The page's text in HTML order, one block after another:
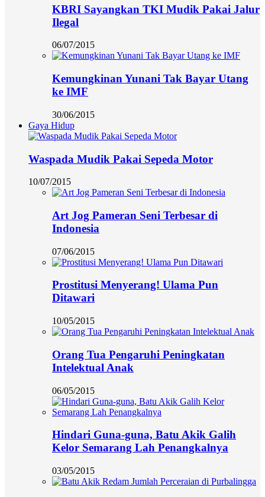
KBRI Sayangkan TKI Mudik Pakai Jalur
Ilegal
06/07/2015
Kemungkinan Yunani Tak Bayar Utang
ke IMF
30/06/2015
Gaya Hidup
Waspada Mudik Pakai Sepeda Motor
10/07/2015
Art Jog Pameran Seni Terbesar di
Indonesia
07/06/2015
Prostitusi Menyerang! Ulama Pun
Ditawari
10/05/2015
Orang Tua Pengaruhi Peningkatan
Intelektual Anak
06/05/2015
Hindari Guna-guna, Batu Akik Galih
Kelor Semarang Lah Penangkalnya
03/05/2015